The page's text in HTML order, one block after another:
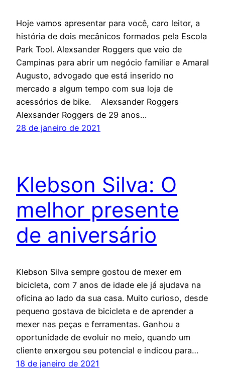
Hoje vamos apresentar para você, caro leitor, a
história de dois mecânicos formados pela Escola
Park Tool. Alexsander Roggers que veio de
Campinas para abrir um negócio familiar e Amaral
Augusto, advogado que está inserido no
mercado a algum tempo com sua loja de
acessórios de bike. Alexsander Roggers
Alexsander Roggers de 29 anos…
28 de janeiro de 2021
Klebson Silva: O
melhor presente
de aniversário
Klebson Silva sempre gostou de mexer em
bicicleta, com 7 anos de idade ele já ajudava na
oficina ao lado da sua casa. Muito curioso, desde
pequeno gostava de bicicleta e de aprender a
mexer nas peças e ferramentas. Ganhou a
oportunidade de evoluir no meio, quando um
cliente enxergou seu potencial e indicou para…
18 de janeiro de 2021